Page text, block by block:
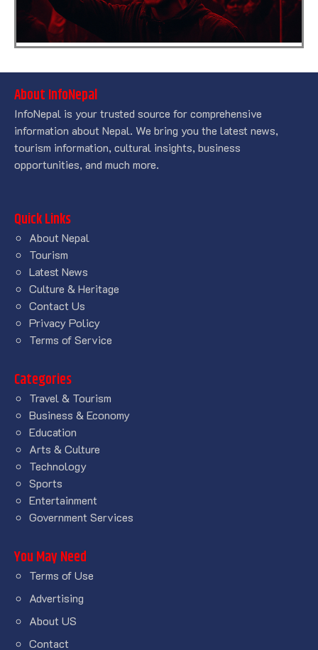
About InfoNepal
InfoNepal is your trusted source for comprehensive
information about Nepal. We bring you the latest news,
tourism information, cultural insights, business
opportunities, and much more.
Quick Links
About Nepal
Tourism
Latest News
Culture & Heritage
Contact Us
Privacy Policy
Terms of Service
Categories
Travel & Tourism
Business & Economy
Education
Arts & Culture
Technology
Sports
Entertainment
Government Services
You May Need
Terms of Use
Advertising
About US
Contact